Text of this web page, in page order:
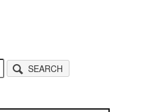
SEARCH